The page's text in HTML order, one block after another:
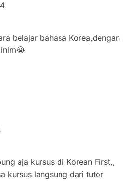
belajar bahasa Korea,dengan
aja kursus di Korean First,,
kursus langsung dari tutor